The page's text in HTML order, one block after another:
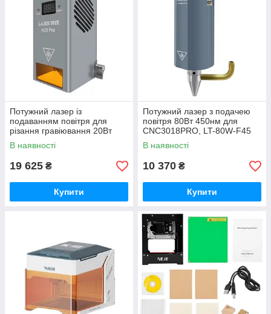
Потужний лазер із
подаванням повітря для
різання гравіювання 20Вт
450нм Laser Tree K20 Pro
В наявності
19 625 ₴
Купити
Потужний лазер з подачею
повітря 80Вт 450нм для
CNC3018PRO, LT-80W-F45
В наявності
10 370 ₴
Купити